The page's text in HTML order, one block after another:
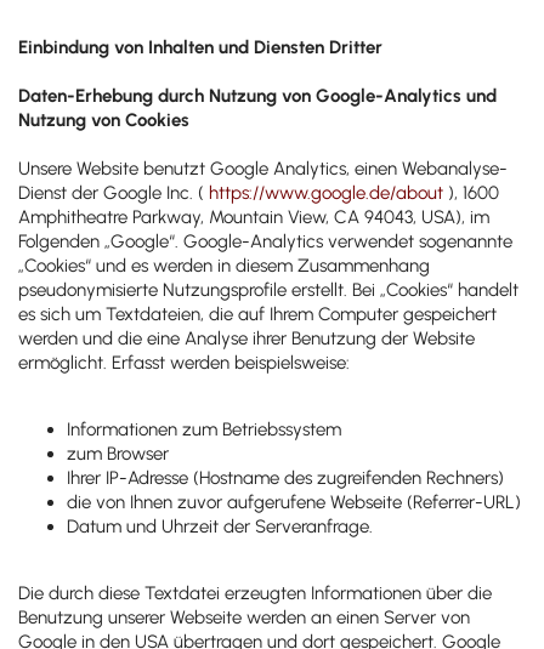
Einbindung von Inhalten und Diensten Dritter
Daten-Erhebung durch Nutzung von Google-Analytics und
Nutzung von Cookies
Unsere Website benutzt Google Analytics, einen Webanalyse-
Dienst der Google Inc. ( https://www.google.de/about ), 1600
Amphitheatre Parkway, Mountain View, CA 94043, USA), im
Folgenden „Google“. Google-Analytics verwendet sogenannte
„Cookies“ und es werden in diesem Zusammenhang
pseudonymisierte Nutzungsprofile erstellt. Bei „Cookies“ handelt
es sich um Textdateien, die auf Ihrem Computer gespeichert
werden und die eine Analyse ihrer Benutzung der Website
ermöglicht. Erfasst werden beispielsweise:
Informationen zum Betriebssystem
zum Browser
Ihrer IP-Adresse (Hostname des zugreifenden Rechners)
die von Ihnen zuvor aufgerufene Webseite (Referrer-URL)
Datum und Uhrzeit der Serveranfrage.
Die durch diese Textdatei erzeugten Informationen über die
Benutzung unserer Webseite werden an einen Server von
Google in den USA übertragen und dort gespeichert. Google